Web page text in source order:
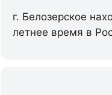
г. Белозерское
летнее время в